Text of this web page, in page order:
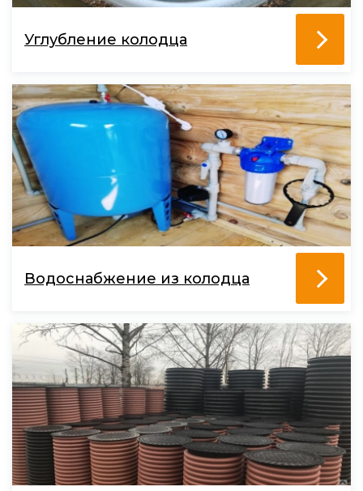
Углубление колодца
Водоснабжение из колодца